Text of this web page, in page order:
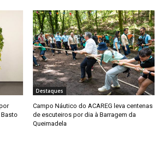
Destaques
Campo Náutico do ACAREG leva centenas
de escuteiros por dia à Barragem da
Queimadela